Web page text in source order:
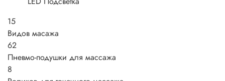
15
Видов масажа
62
Пневмо-подушки для массажа
8